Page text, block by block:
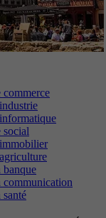
commerce
social
banque
communication
santé